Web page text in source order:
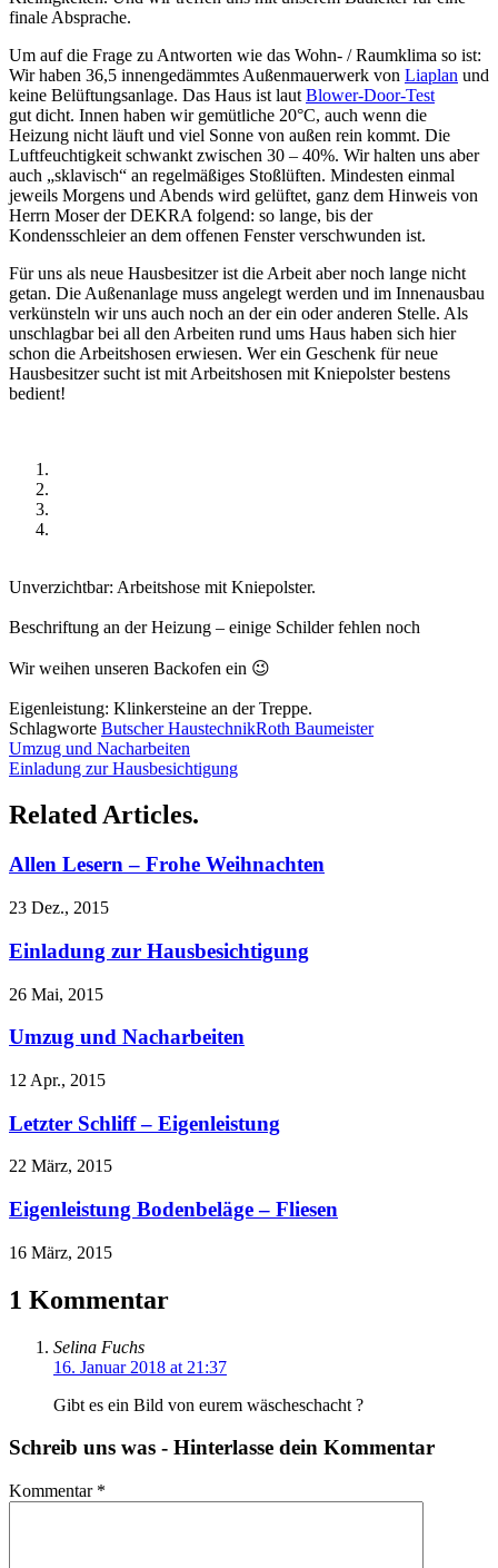
finale Absprache.
Um auf die Frage zu Antworten wie das Wohn- / Raumklima so ist:
Wir haben 36,5 innengedämmtes Außenmauerwerk von Liaplan und
keine Belüftungsanlage. Das Haus ist laut Blower-Door-Test
gut dicht. Innen haben wir gemütliche 20°C, auch wenn die
Heizung nicht läuft und viel Sonne von außen rein kommt. Die
Luftfeuchtigkeit schwankt zwischen 30 – 40%. Wir halten uns aber
auch „sklavisch“ an regelmäßiges Stoßlüften. Mindesten einmal
jeweils Morgens und Abends wird gelüftet, ganz dem Hinweis von
Herrn Moser der DEKRA folgend: so lange, bis der
Kondensschleier an dem offenen Fenster verschwunden ist.
Für uns als neue Hausbesitzer ist die Arbeit aber noch lange nicht
getan. Die Außenanlage muss angelegt werden und im Innenausbau
verkünsteln wir uns auch noch an der ein oder anderen Stelle. Als
unschlagbar bei all den Arbeiten rund ums Haus haben sich hier
schon die Arbeitshosen erwiesen. Wer ein Geschenk für neue
Hausbesitzer sucht ist mit Arbeitshosen mit Kniepolster bestens
bedient!
Unverzichtbar: Arbeitshose mit Kniepolster.
Beschriftung an der Heizung – einige Schilder fehlen noch
Wir weihen unseren Backofen ein 😉
Eigenleistung: Klinkersteine an der Treppe.
Schlagworte Butscher HaustechnikRoth Baumeister
Umzug und Nacharbeiten
Einladung zur Hausbesichtigung
Related Articles.
Allen Lesern – Frohe Weihnachten
23 Dez., 2015
Einladung zur Hausbesichtigung
26 Mai, 2015
Umzug und Nacharbeiten
12 Apr., 2015
Letzter Schliff – Eigenleistung
22 März, 2015
Eigenleistung Bodenbeläge – Fliesen
16 März, 2015
1 Kommentar
Selina Fuchs
16. Januar 2018 at 21:37
Gibt es ein Bild von eurem wäscheschacht ?
Schreib uns was - Hinterlasse dein Kommentar
Kommentar *